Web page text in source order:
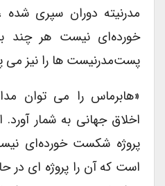
مدرنیته دوران سپری شده
خورده‌ای نیست هر چند
پست‌مدرنیست ها را نیز می
«هابرماس را می توان
اخلاق جهانی به شمار آورد.
پروژه شکست خورده‌ای
است که آن را پروژه ای در